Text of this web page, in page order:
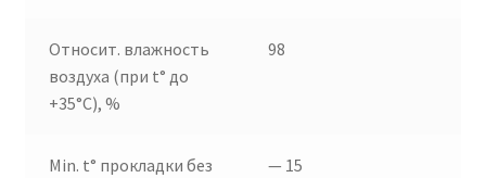
Относит. влажность
воздуха (при t° до
+35°C), %
98
Min. t° прокладки без
— 15